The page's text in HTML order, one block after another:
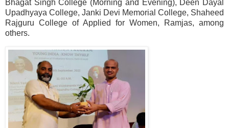
Bhagat Singh College (Morning and Evening), Deen Dayal
Upadhyaya College, Janki Devi Memorial College, Shaheed
Rajguru College of Applied for Women, Ramjas, among
others.